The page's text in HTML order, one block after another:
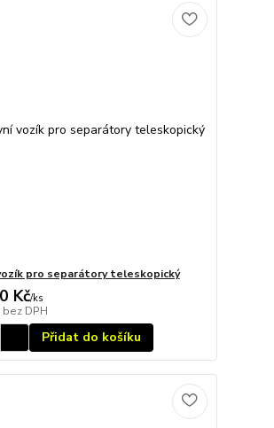
pro separátory teleskopický
Kč/ks
bez DPH
Přidat do košíku